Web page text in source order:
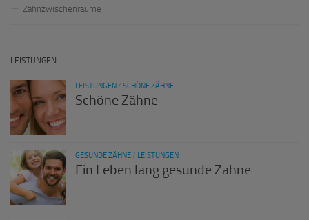
Zahnzwischenräume
LEISTUNGEN
LEISTUNGEN / SCHÖNE ZÄHNE
Schöne Zähne
GESUNDE ZÄHNE / LEISTUNGEN
Ein Leben lang gesunde Zähne